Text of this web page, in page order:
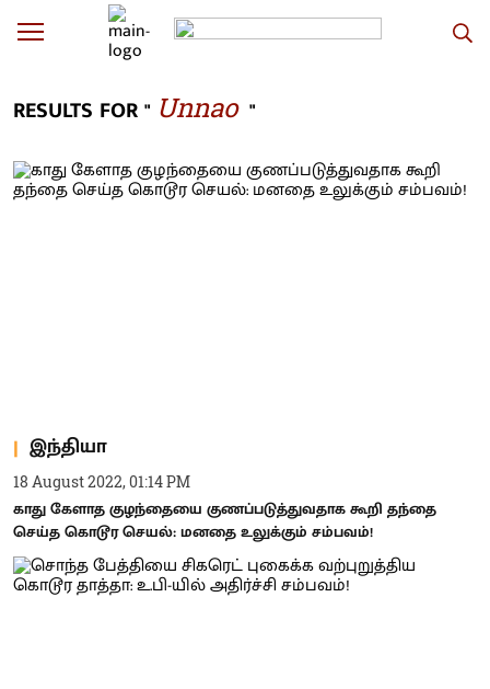
RESULTS FOR " Unnao "
இந்தியா
18 August 2022, 01:14 PM
காது கேளாத குழந்தையை குணப்படுத்துவதாக கூறி தந்தை
செய்த கொடூர செயல்: மனதை உலுக்கும் சம்பவம்!